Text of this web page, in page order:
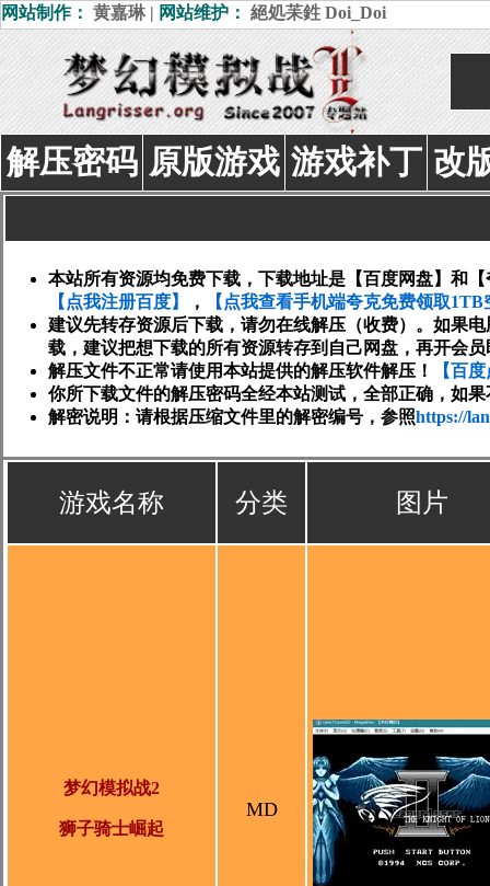
网站制作： 黄嘉琳| 网站维护： 絕処苿鉎 Doi_Doi
解压密码 原版游戏 游戏补丁 改
本站所有资源均免费下载，下载地址是【百度网盘】和
【点我注册百度】
，
【点我查看手机端夸克免费领取
建议先转存资源后下载，请勿在线解压（收费）。如果
载，建议把想下载的所有资源转存到自己网盘，再开会
解压文件不正常请使用本站提供的解压软件解压！
【百
你所下载文件的解压密码全经本站测试，全部正确，如
解密说明：请根据压缩文件里的解密编号，参照https://
游戏名称 分类 图片
梦幻模拟战2
狮子骑士崛起
MD